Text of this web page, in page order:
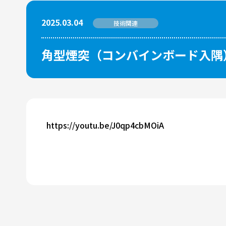
2025.03.04 技術関連
角型煙突（コンバインボード入
https://youtu.be/J0qp4cbMOiA